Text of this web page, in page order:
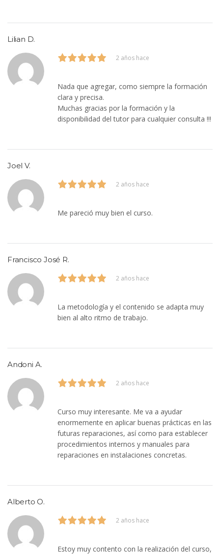
Lilian D.
2 años hace
Nada que agregar, como siempre la formación
clara y precisa.
Muchas gracias por la formación y la
disponibilidad del tutor para cualquier consulta !!!
Joel V.
2 años hace
Me pareció muy bien el curso.
Francisco José R.
2 años hace
La metodología y el contenido se adapta muy
bien al alto ritmo de trabajo.
Andoni A.
2 años hace
Curso muy interesante. Me va a ayudar
enormemente en aplicar buenas prácticas en las
futuras reparaciones, así como para establecer
procedimientos internos y manuales para
reparaciones en instalaciones concretas.
Alberto O.
2 años hace
Estoy muy contento con la realización del curso,